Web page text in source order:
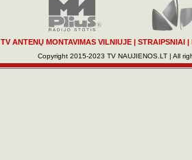
TV ANTENŲ MONTAVIMAS VILNIUJE | STRAIPSNIAI |
Copyright 2015-2023 TV NAUJIENOS.LT | All